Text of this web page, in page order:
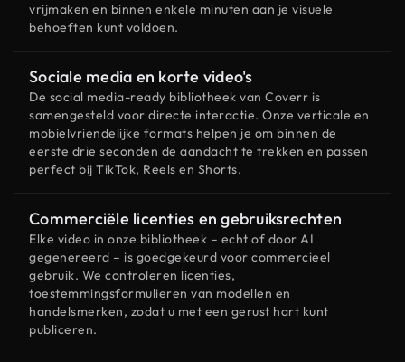
vrijmaken en binnen enkele minuten aan je visuele
behoeften kunt voldoen.
Sociale media en korte video's
De social media-ready bibliotheek van Coverr is
samengesteld voor directe interactie. Onze verticale en
mobielvriendelijke formats helpen je om binnen de
eerste drie seconden de aandacht te trekken en passen
perfect bij TikTok, Reels en Shorts.
Commerciële licenties en gebruiksrechten
Elke video in onze bibliotheek – echt of door AI
gegenereerd – is goedgekeurd voor commercieel
gebruik. We controleren licenties,
toestemmingsformulieren van modellen en
handelsmerken, zodat u met een gerust hart kunt
publiceren.